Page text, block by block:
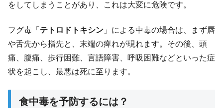
をしてしまうことがあり、これは大変に危険です。
フグ毒「 テトロドトキシン 」による中毒の場合は、まず唇
や舌先から指先と、末端の痺れが現れます。その後、頭
痛、腹痛、歩行困難、言語障害、呼吸困難などといった症
状を起こし、最悪は死に至ります。
食中毒を予防するには？